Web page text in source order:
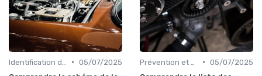
• 05/07/2025
• 05/07/2025